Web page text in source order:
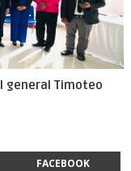
general Timoteo
FACEBOOK